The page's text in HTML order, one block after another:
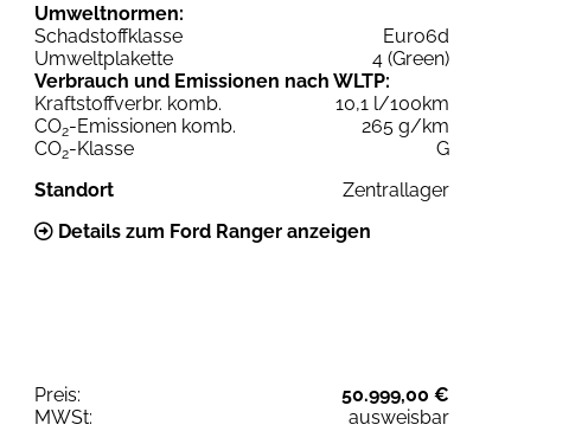
Umweltnormen:
Schadstoffklasse
Euro6d
Umweltplakette
4 (Green)
Verbrauch und Emissionen nach WLTP:
Kraftstoffverbr. komb.
10,1 l/100km
CO2-Emissionen komb.
265 g/km
CO2-Klasse
G
Standort
Zentrallager
Details zum Ford Ranger anzeigen
Preis:
50.999,00 €
MWSt:
ausweisbar